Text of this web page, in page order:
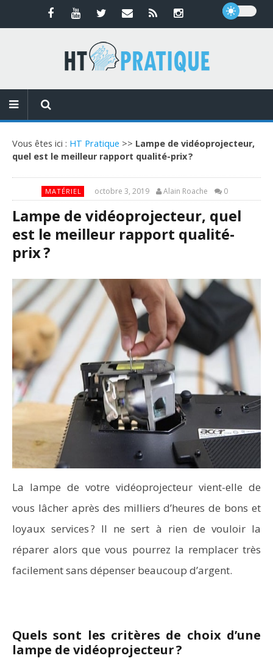
Vous êtes ici : HT Pratique >> Lampe de vidéoprojecteur,
quel est le meilleur rapport qualité-prix ?
MATÉRIEL octobre 3, 2019 Alain Roache 0
Lampe de vidéoprojecteur, quel
est le meilleur rapport qualité-
prix ?
La lampe de votre vidéoprojecteur vient-elle de
vous lâcher après des milliers d’heures de bons et
loyaux services ? Il ne sert à rien de vouloir la
réparer alors que vous pourrez la remplacer très
facilement sans dépenser beaucoup d’argent.
Quels sont les critères de choix d’une
lampe de vidéoprojecteur ?